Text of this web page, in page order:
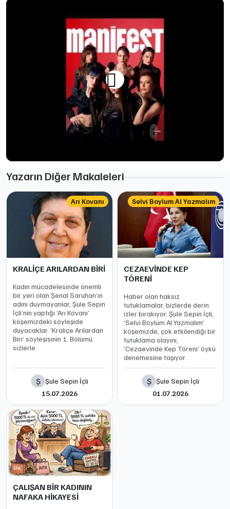
Yazarın Diğer Makaleleri
Arı Kovanı
KRALİÇE ARILARDAN BİRİ
Kadın mücadelesinde önemli
bir yeri olan Şenal Saruhan’ın
adını duymayanlar, Şule Sepin
İçli’nin yaptığı ‘Arı Kovanı’
köşemizdeki söyleşide
duyacaklar. ‘Kraliçe Arılardan
Biri’ söyleşisinin 1. Bölümü
sizlerle.
Ş Şule Sepin İçli
15.07.2026
Selvi Boylum Al Yazmalım
CEZAEVİNDE KEP
TÖRENİ
Haber olan haksız
tutuklamalar, bizlerde derin
izler bırakıyor. Şule Sepin İçli,
‘Selvi Boylum Al Yazmalım’
köşemizde, çok etkilendiği bir
tutuklama olayını,
‘Cezaevinde Kep Töreni’ öykü
denemesine taşıyor.
Ş Şule Sepin İçli
01.07.2026
ÇALIŞAN BİR KADININ
NAFAKA HİKAYESİ